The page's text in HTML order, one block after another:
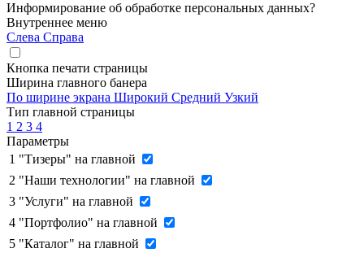
Информирование об обработке персональных данных?
Внутреннее меню
Слева Справа
Кнопка печати страницы
Ширина главного банера
По ширине экрана Широкий Средний Узкий
Тип главной страницы
1 2 3 4
Параметры
1 "Тизеры" на главной
2 "Наши технологии" на главной
3 "Услуги" на главной
4 "Портфолио" на главной
5 "Каталог" на главной